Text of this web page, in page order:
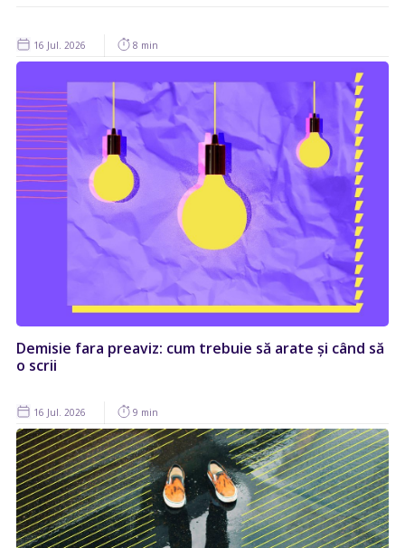
16 Jul. 2026 8 min
Demisie fara preaviz: cum trebuie să arate și când să
o scrii
16 Jul. 2026 9 min